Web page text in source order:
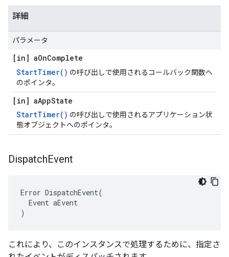
詳細
パラメータ
[in] aOnComplete
StartTimer() の呼び出しで使用されるコールバック関数へ
のポインタ。
[in] aAppState
StartTimer() の呼び出しで使用されるアプリケーション状
態オブジェクトへのポインタ。
DispatchEvent
Error DispatchEvent(
  Event aEvent
)
これにより、このインスタンスで処理するために、指定さ